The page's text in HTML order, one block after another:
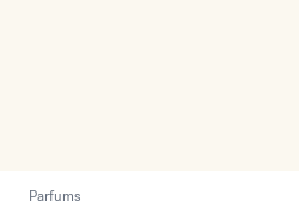
Parfums